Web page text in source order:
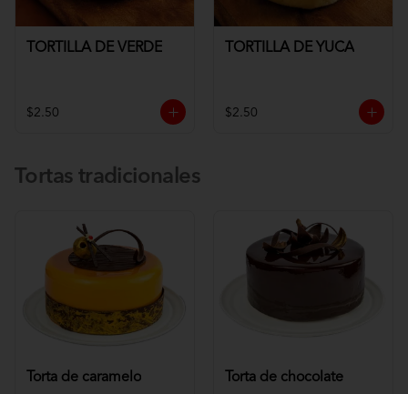
TORTILLA DE VERDE
$2.50
TORTILLA DE YUCA
$2.50
Tortas tradicionales
Torta de caramelo Torta de chocolate